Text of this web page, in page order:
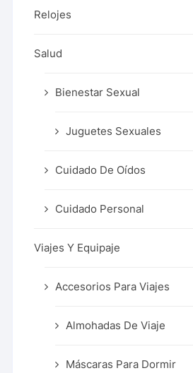
Relojes
Salud
Bienestar Sexual
Juguetes Sexuales
Cuidado De Oídos
Cuidado Personal
Viajes Y Equipaje
Accesorios Para Viajes
Almohadas De Viaje
Máscaras Para Dormir